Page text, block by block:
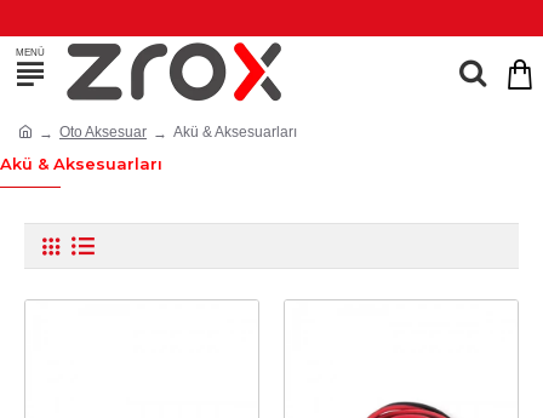
Oto Aksesuar Akü & Aksesuarları
Akü & Aksesuarları